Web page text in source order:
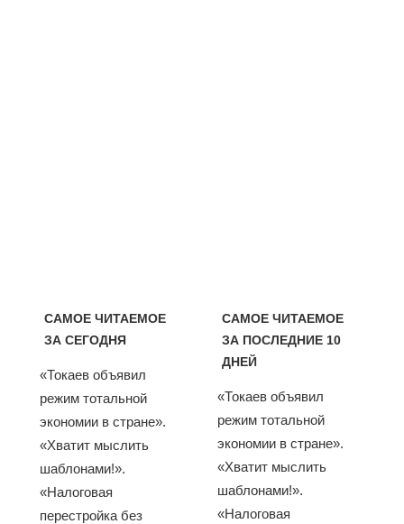
САМОЕ ЧИТАЕМОЕ
ЗА СЕГОДНЯ
«Токаев объявил
режим тотальной
экономии в стране».
«Хватит мыслить
шаблонами!».
«Налоговая
перестройка без
САМОЕ ЧИТАЕМОЕ
ЗА ПОСЛЕДНИЕ 10
ДНЕЙ
«Токаев объявил
режим тотальной
экономии в стране».
«Хватит мыслить
шаблонами!».
«Налоговая